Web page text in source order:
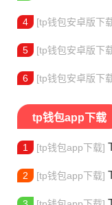
4 [tp钱包安卓版下
5 [tp钱包安卓版下
6 [tp钱包安卓版下
tp钱包app下载
1 [tp钱包app下载]
2 [tp钱包app下载]